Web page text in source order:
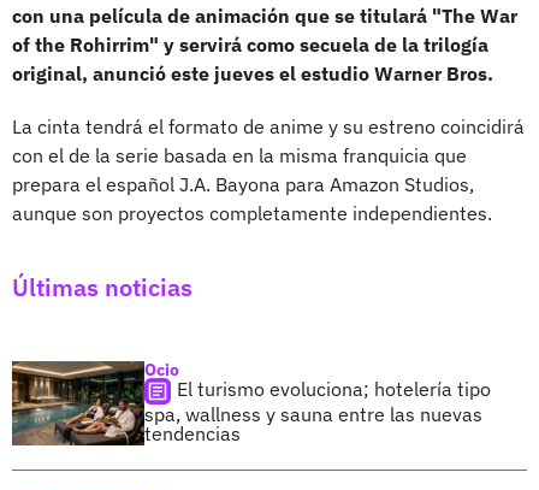
con una película de animación que se titulará "The War
of the Rohirrim" y servirá como secuela de la trilogía
original, anunció este jueves el estudio Warner Bros.
La cinta tendrá el formato de anime y su estreno coincidirá
con el de la serie basada en la misma franquicia que
prepara el español J.A. Bayona para Amazon Studios,
aunque son proyectos completamente independientes.
Últimas noticias
Ocio
El turismo evoluciona; hotelería tipo
spa, wallness y sauna entre las nuevas
tendencias